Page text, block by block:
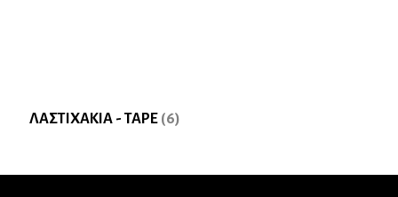
ΛΑΣΤΙΧΑΚΙΑ - TAPE (6)